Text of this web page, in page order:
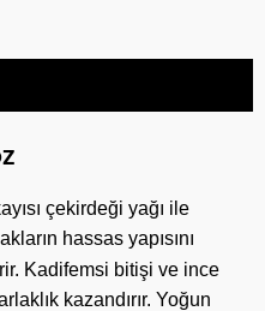
çekirdeği yağı ile
hassas yapısını
Kadifemsi bitişi ve ince
kazandırır. Yoğun